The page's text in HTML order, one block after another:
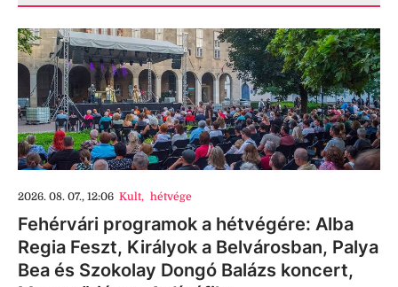
2026. 08. 07., 12:06 Kult, hétvége
Fehérvári programok a hétvégére: Alba
Regia Feszt, Királyok a Belvárosban, Palya
Bea és Szokolay Dongó Balázs koncert,